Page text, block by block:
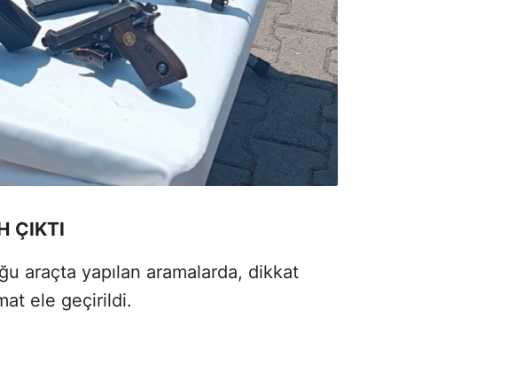
ÇIKTI
araçta yapılan aramalarda, dikkat
ele geçirildi.